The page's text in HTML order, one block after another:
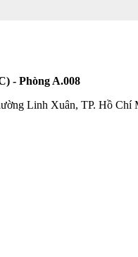
- Phòng A.008
Linh Xuân, TP. Hồ Chí